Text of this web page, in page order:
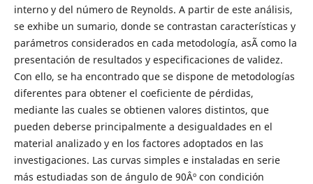
interno y del número de Reynolds. A partir de este análisis,
se exhibe un sumario, donde se contrastan características y
parámetros considerados en cada metodología, asÃ­ como la
presentación de resultados y especificaciones de validez.
Con ello, se ha encontrado que se dispone de metodologías
diferentes para obtener el coeficiente de pérdidas,
mediante las cuales se obtienen valores distintos, que
pueden deberse principalmente a desigualdades en el
material analizado y en los factores adoptados en las
investigaciones. Las curvas simples e instaladas en serie
más estudiadas son de ángulo de 90Âº con condición